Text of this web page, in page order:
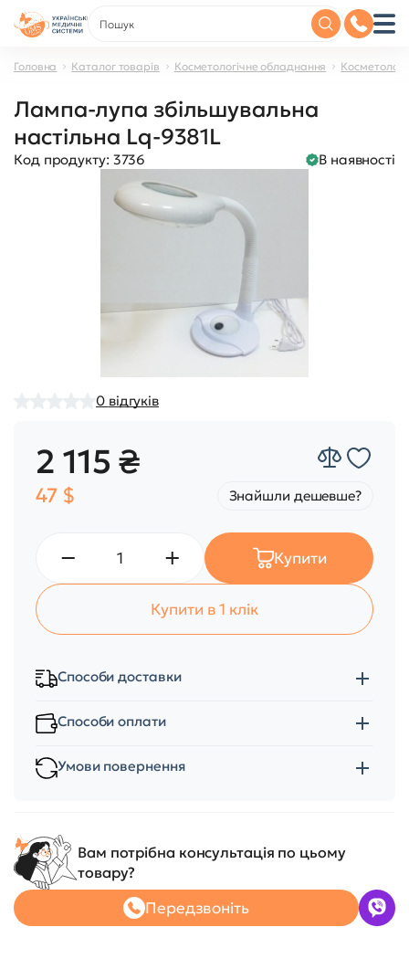
Головна Каталог товарів Косметологічне обладнання
Лампа-лупа збільшувальна
настільна Lq-9381L
Код продукту: 3736 В наявності
0 відгуків
2 115 ₴
47 $ Знайшли дешевше?
Купити
Купити в 1 клік
Способи доставки
Способи оплати
Умови повернення
Вам потрібна консультація по цьому
товару?
Передзвоніть